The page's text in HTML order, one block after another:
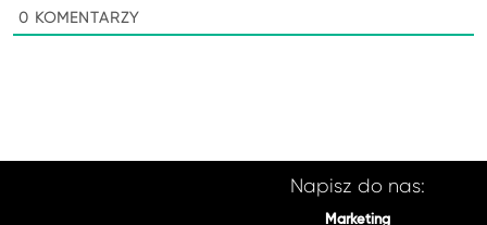
0 KOMENTARZY
Napisz do nas:
Marketing